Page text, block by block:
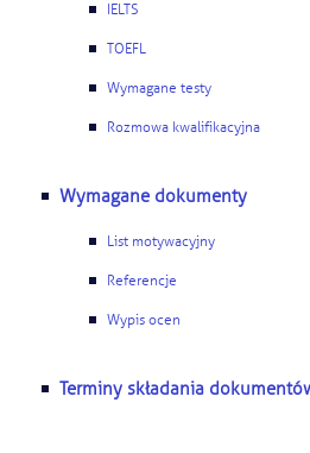
Dlaczego Kastu?
Aktualności
IELTS
TOEFL
Wymagane testy
Rozmowa kwalifikacyjna
Wymagane dokumenty
List motywacyjny
Referencje
Wypis ocen
Terminy składania